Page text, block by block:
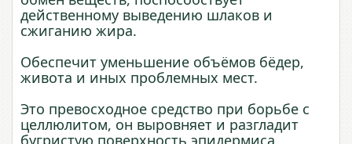
действенному выведению шлаков и
сжиганию жира.
Обеспечит уменьшение объёмов бёдер,
живота и иных проблемных мест.
Это превосходное средство при борьбе с
целлюлитом, он выровняет и разгладит
бугристую поверхность эпидермиса,